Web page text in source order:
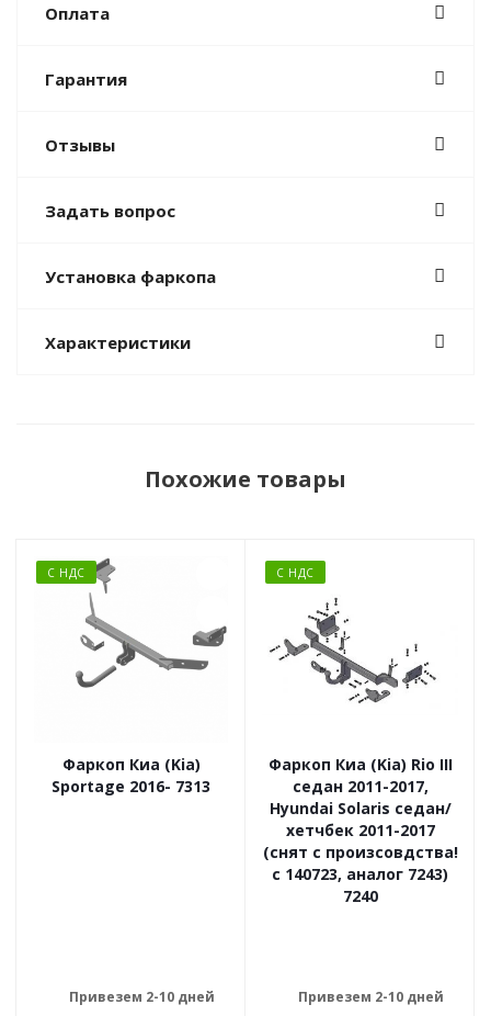
Оплата
Гарантия
Отзывы
Задать вопрос
Установка фаркопа
Характеристики
Похожие товары
С НДС
Фаркоп Киа (Kia)
Sportage 2016- 7313
Привезем 2-10 дней
С НДС
Фаркоп Киа (Kia) Rio III
седан 2011-2017,
Hyundai Solaris седан/
хетчбек 2011-2017
(снят с произсовдства!
с 140723, аналог 7243)
7240
Привезем 2-10 дней